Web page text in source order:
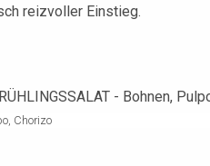
reizvoller Einstieg.
Chorizo